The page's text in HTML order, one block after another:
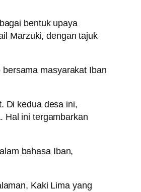
bentuk upaya
Marzuki, dengan tajuk
masyarakat Iban
Di kedua desa ini,
Hal ini tergambarkan
bahasa Iban,
Kaki Lima yang